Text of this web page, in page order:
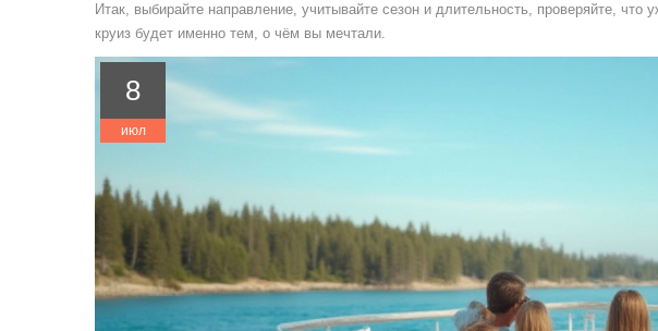
Итак, выбирайте направление, учитывайте сезон и длительность, проверяйте,
круиз будет именно тем, о чём вы мечтали.
8
июл